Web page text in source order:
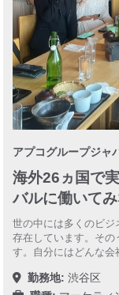
アプコグループジャ
海外26ヵ国で
バルに働いて
世の中には多くのビジ
存在しています。そ
す。自分にはどんな
勤務地: 渋谷区